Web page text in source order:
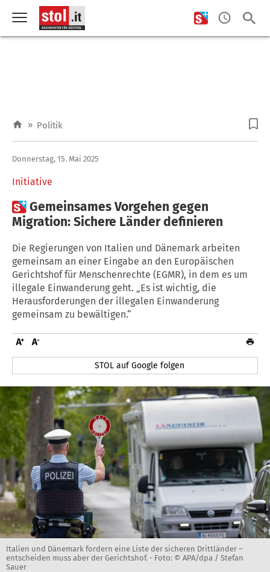
» Politik
Initiative
Donnerstag, 15. Mai 2025
Gemeinsames Vorgehen gegen
Migration: Sichere Länder definieren
Die Regierungen von Italien und Dänemark arbeiten
gemeinsam an einer Eingabe an den Europäischen
Gerichtshof für Menschenrechte (EGMR), in dem es um
illegale Einwanderung geht. „Es ist wichtig, die
Herausforderungen der illegalen Einwanderung
gemeinsam zu bewältigen.“
STOL auf Google folgen
Italien und Dänemark fordern eine Liste der sicheren Drittländer –
entscheiden muss aber der Gerichtshof. - Foto: © APA/dpa / Stefan
Sauer